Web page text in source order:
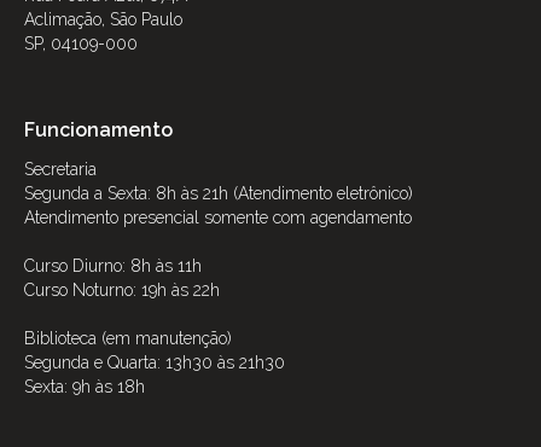
Aclimação, São Paulo
SP, 04109-000
Funcionamento
Secretaria
Segunda a Sexta: 8h às 21h (Atendimento eletrônico)
Atendimento presencial somente com agendamento
Curso Diurno: 8h às 11h
Curso Noturno: 19h às 22h
Biblioteca (em manutenção)
Segunda e Quarta: 13h30 às 21h30
Sexta: 9h às 18h